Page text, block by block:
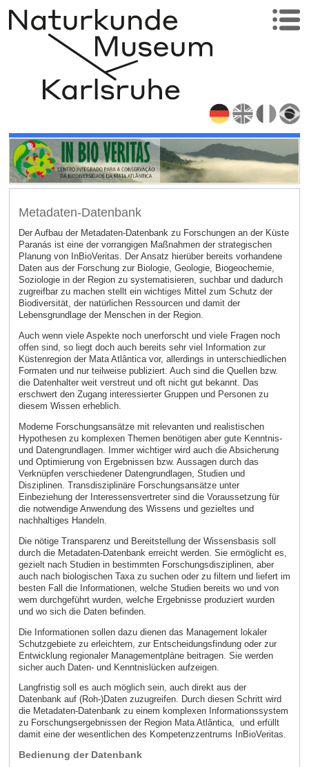
Metadaten-Datenbank
Der Aufbau der Metadaten-Datenbank zu Forschungen an der Küste
Paranás ist eine der vorrangigen Maßnahmen der strategischen
Planung von InBioVeritas. Der Ansatz hierüber bereits vorhandene
Daten aus der Forschung zur Biologie, Geologie, Biogeochemie,
Soziologie in der Region zu systematisieren, suchbar und dadurch
zugreifbar zu machen stellt ein wichtiges Mittel zum Schutz der
Biodiversität, der natürlichen Ressourcen und damit der
Lebensgrundlage der Menschen in der Region.
Auch wenn viele Aspekte noch unerforscht und viele Fragen noch
offen sind, so liegt doch auch bereits sehr viel Information zur
Küstenregion der Mata Atlântica vor, allerdings in unterschiedlichen
Formaten und nur teilweise publiziert. Auch sind die Quellen bzw.
die Datenhalter weit verstreut und oft nicht gut bekannt. Das
erschwert den Zugang interessierter Gruppen und Personen zu
diesem Wissen erheblich.
Moderne Forschungsansätze mit relevanten und realistischen
Hypothesen zu komplexen Themen benötigen aber gute Kenntnis-
und Datengrundlagen. Immer wichtiger wird auch die Absicherung
und Optimierung von Ergebnissen bzw. Aussagen durch das
Verknüpfen verschiedener Datengrundlagen, Studien und
Disziplinen. Transdisziplinäre Forschungsansätze unter
Einbeziehung der Interessensvertreter sind die Voraussetzung für
die notwendige Anwendung des Wissens und gezieltes und
nachhaltiges Handeln.
Die nötige Transparenz und Bereitstellung der Wissensbasis soll
durch die Metadaten-Datenbank erreicht werden. Sie ermöglicht es,
gezielt nach Studien in bestimmten Forschungsdisziplinen, aber
auch nach biologischen Taxa zu suchen oder zu filtern und liefert im
besten Fall die Informationen, welche Studien bereits wo und von
wem durchgeführt wurden, welche Ergebnisse produziert wurden
und wo sich die Daten befinden.
Die Informationen sollen dazu dienen das Management lokaler
Schutzgebiete zu erleichtern, zur Entscheidungsfindung oder zur
Entwicklung regionaler Managementpläne beitragen. Sie werden
sicher auch Daten- und Kenntnislücken aufzeigen.
Langfristig soll es auch möglich sein, auch direkt aus der
Datenbank auf (Roh-)Daten zuzugreifen. Durch diesen Schritt wird
die Metadaten-Datenbank zu einem komplexen Informationssystem
zu Forschungsergebnissen der Region Mata Atlântica, und erfüllt
damit eine der wesentlichen des Kompetenzzentrums InBioVeritas.
Bedienung der Datenbank